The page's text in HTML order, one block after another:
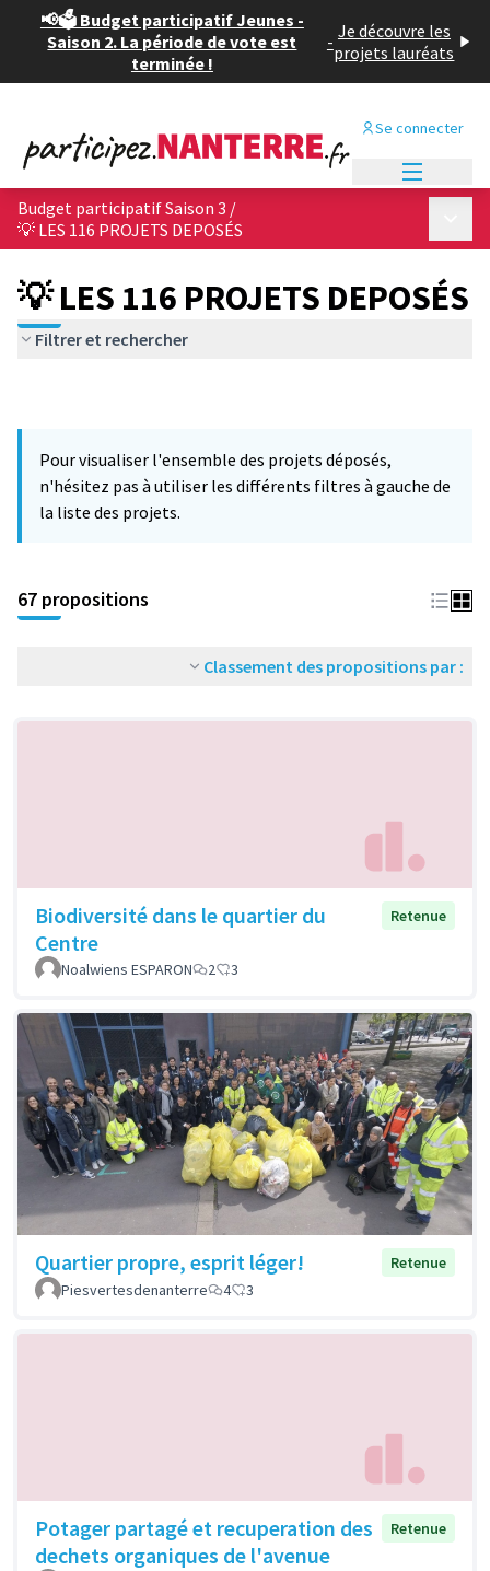
📢🗳️ Budget participatif Jeunes -
Saison 2. La période de vote est
terminée !
- Je découvre les
projets lauréats
Se connecter
Budget participatif Saison 3 /
💡 LES 116 PROJETS DEPOSÉS
💡 LES 116 PROJETS DEPOSÉS
Filtrer et rechercher
Pour visualiser l'ensemble des projets déposés,
n'hésitez pas à utiliser les différents filtres à gauche de
la liste des projets.
67 propositions
Classement des propositions par :
Biodiversité dans le quartier du
Centre
Retenue
Noalwiens ESPARON 2 3
Quartier propre, esprit léger!
Retenue
Piesvertesdenanterre
4 3
Potager partagé et recuperation des
dechets organiques de l'avenue
Retenue